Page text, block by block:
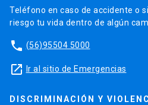
Teléfono en caso de accidente o
riesgo tu vida dentro de algún
phone (56)95504 5000
launch Ir al sitio de Emergencias
DISCRIMINACIÓN Y